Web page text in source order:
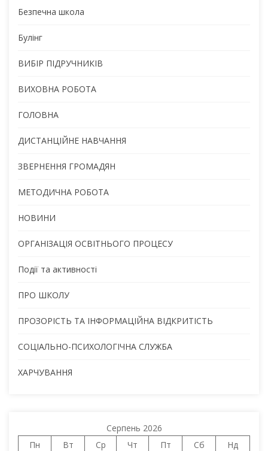
Безпечна школа
Булінг
ВИБІР ПІДРУЧНИКІВ
ВИХОВНА РОБОТА
ГОЛОВНА
ДИСТАНЦІЙНЕ НАВЧАННЯ
ЗВЕРНЕННЯ ГРОМАДЯН
МЕТОДИЧНА РОБОТА
НОВИНИ
ОРГАНІЗАЦІЯ ОСВІТНЬОГО ПРОЦЕСУ
Події та активності
ПРО ШКОЛУ
ПРОЗОРІСТЬ ТА ІНФОРМАЦІЙНА ВІДКРИТІСТЬ
СОЦІАЛЬНО-ПСИХОЛОГІЧНА СЛУЖБА
ХАРЧУВАННЯ
Серпень 2026
Пн
Вт Ср Чт Пт Сб Нд